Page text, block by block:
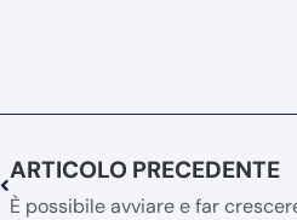
ARTICOLO PRECEDENTE